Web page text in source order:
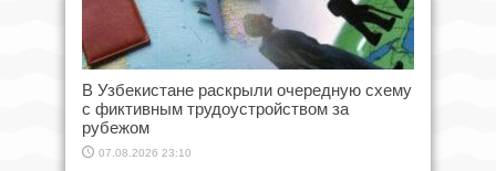
В Узбекистане раскрыли очередную схему
с фиктивным трудоустройством за
рубежом
07.08.2026 23:10